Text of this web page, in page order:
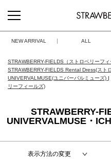
NEW ARRIVAL ALL
STRAWBERRY-FIELDS（ストロベリーフ
STRAWBERRY-FIELDS Rental Dress(スト
UNIVERVALMUSE(ユニバーバルミューズ) |
リーフィールズ)
STRAWBERRY-
UNIVERVALMUSE・
表示方法の変更